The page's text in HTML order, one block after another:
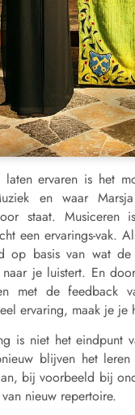
laten ervaren is het
en waar
staat. Musiceren
een ervarings-vak.
op basis van wat de
je luistert. En
met de feedback
ervaring, maak je je
is niet het eindpunt
blijven het
bij voorbeeld bij
nieuw repertoire.